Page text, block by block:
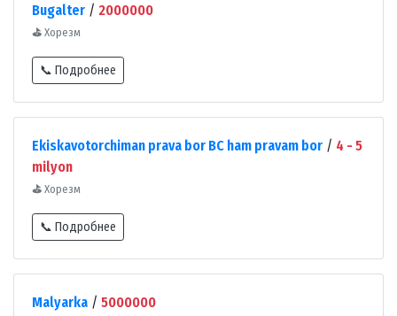
Bugalter / 2000000
⛳ Хорезм
📞 Подробнее
Ekiskavotorchiman prava bor BC ham pravam bor / 4 - 5
milyon
⛳ Хорезм
📞 Подробнее
Malyarka / 5000000